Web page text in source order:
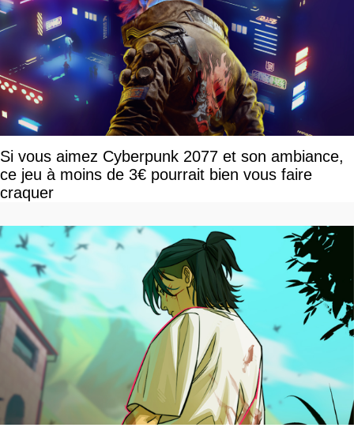
Si vous aimez Cyberpunk 2077 et son ambiance,
ce jeu à moins de 3€ pourrait bien vous faire
craquer